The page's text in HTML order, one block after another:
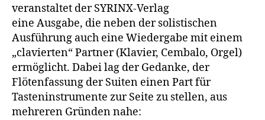
veranstaltet der SYRINX-Verlag
eine Ausgabe, die neben der solistischen
Ausführung auch eine Wiedergabe mit einem
„clavierten“ Partner (Klavier, Cembalo, Orgel)
ermöglicht. Dabei lag der Gedanke, der
Flötenfassung der Suiten einen Part für
Tasteninstrumente zur Seite zu stellen, aus
mehreren Gründen nahe: